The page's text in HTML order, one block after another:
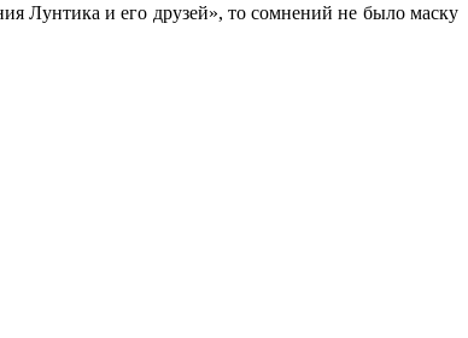
Лунтика и его друзей», то сомнений не было маску